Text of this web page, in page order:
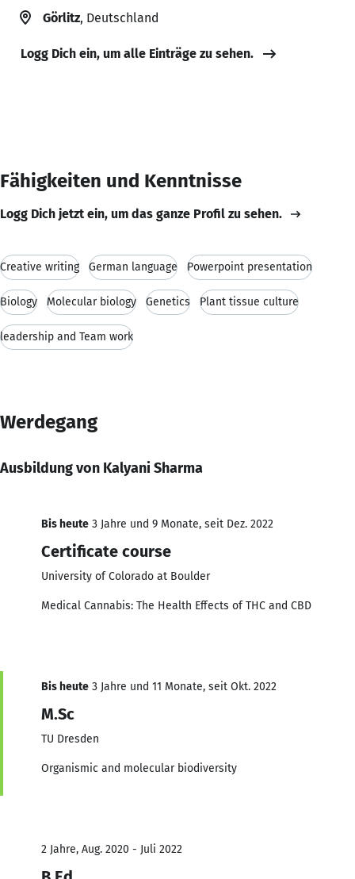
Görlitz, Deutschland
Logg Dich ein, um alle Einträge zu sehen.
Fähigkeiten und Kenntnisse
Logg Dich jetzt ein, um das ganze Profil zu sehen.
Creative writing German language Powerpoint presentation
Biology Molecular biology Genetics Plant tissue culture
leadership and Team work
Werdegang
Ausbildung von Kalyani Sharma
Bis heute 3 Jahre und 9 Monate, seit Dez. 2022
Certificate course
University of Colorado at Boulder
Medical Cannabis: The Health Effects of THC and CBD
Bis heute 3 Jahre und 11 Monate, seit Okt. 2022
M.Sc
TU Dresden
Organismic and molecular biodiversity
2 Jahre, Aug. 2020 - Juli 2022